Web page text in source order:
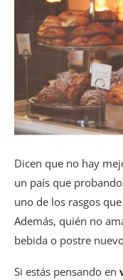
Dicen que no hay
un país que
uno de los rasgos
Además, quién no
bebida o postre
Si estás pensando en